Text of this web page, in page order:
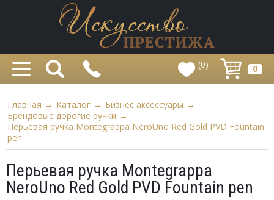
(0) 0
Главная → Каталог → Бизнес аксессуары →
Брендовые дорогие ручки →
Перьевая ручка Montegrappa NeroUno Red Gold PVD Fountain
pen
Перьевая ручка Montegrappa
NeroUno Red Gold PVD Fountain pen